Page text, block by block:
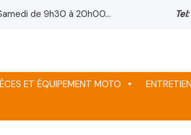
de 9h30 à 20h00...
ET ÉQUIPEMENT MOTO